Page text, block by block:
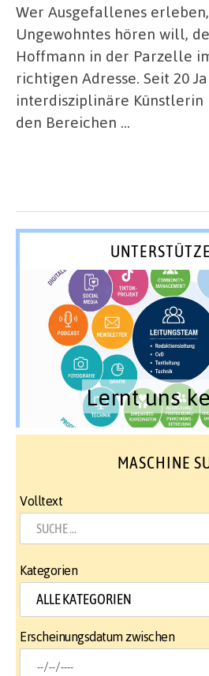
Wer Ausgefallenes
Ungewohntes hören will,
Hoffmann in der Parzelle
richtigen Adresse. Seit 20
interdisziplinäre Künstlerin
den Bereichen …
Lernt uns
MASCHINE
Volltext
Kategorien
Erscheinungsdatum zwischen